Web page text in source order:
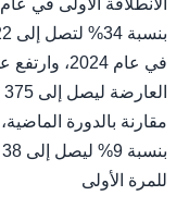
في عام
مقارنة بالدورة
للمرة الأولى